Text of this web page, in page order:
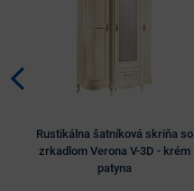
Rustikálna šatníková skriňa so
zrkadlom Verona V-3D - krém
patyna